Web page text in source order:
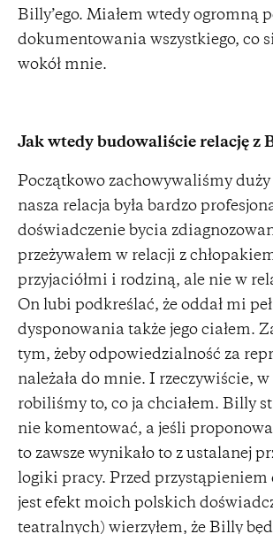
Billy’ego. Miałem wtedy ogromną
dokumentowania wszystkiego, co
wokół mnie.
Jak wtedy budowaliście relację z
Początkowo zachowywaliśmy duży
nasza relacja była bardzo
doświadczenie bycia
przeżywałem w relacji z
przyjaciółmi i rodziną, ale nie w
On lubi podkreślać, że oddał mi
dysponowania także jego ciałem.
tym, żeby odpowiedzialność za
należała do mnie. I rzeczywiście,
robiliśmy to, co ja chciałem. Billy
nie komentować, a jeśli
to zawsze wynikało to z ustalanej
logiki pracy. Przed przystąpieniem
jest efekt moich polskich
teatralnych) wierzyłem, że Billy